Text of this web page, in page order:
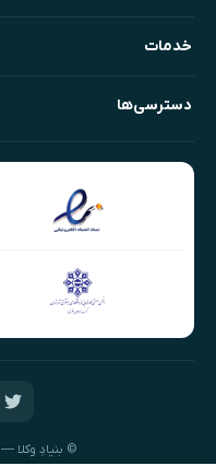
خدمات
دسترسی‌ها
© بنیادِ